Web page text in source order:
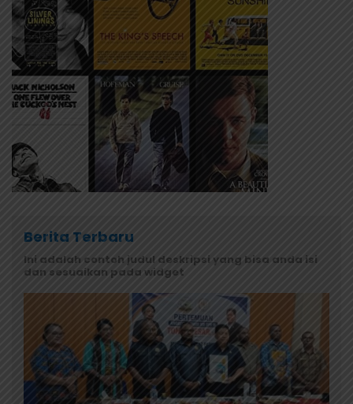
Berita Terbaru
Ini adalah contoh judul deskripsi yang bisa anda isi
dan sesuaikan pada widget